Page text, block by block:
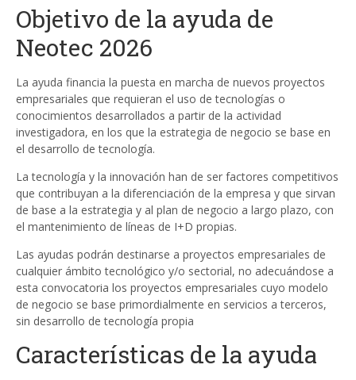
Objetivo de la ayuda de
Neotec 2026
La ayuda financia la puesta en marcha de nuevos proyectos
empresariales que requieran el uso de tecnologías o
conocimientos desarrollados a partir de la actividad
investigadora, en los que la estrategia de negocio se base en
el desarrollo de tecnología.
La tecnología y la innovación han de ser factores competitivos
que contribuyan a la diferenciación de la empresa y que sirvan
de base a la estrategia y al plan de negocio a largo plazo, con
el mantenimiento de líneas de I+D propias.
Las ayudas podrán destinarse a proyectos empresariales de
cualquier ámbito tecnológico y/o sectorial, no adecuándose a
esta convocatoria los proyectos empresariales cuyo modelo
de negocio se base primordialmente en servicios a terceros,
sin desarrollo de tecnología propia
Características de la ayuda